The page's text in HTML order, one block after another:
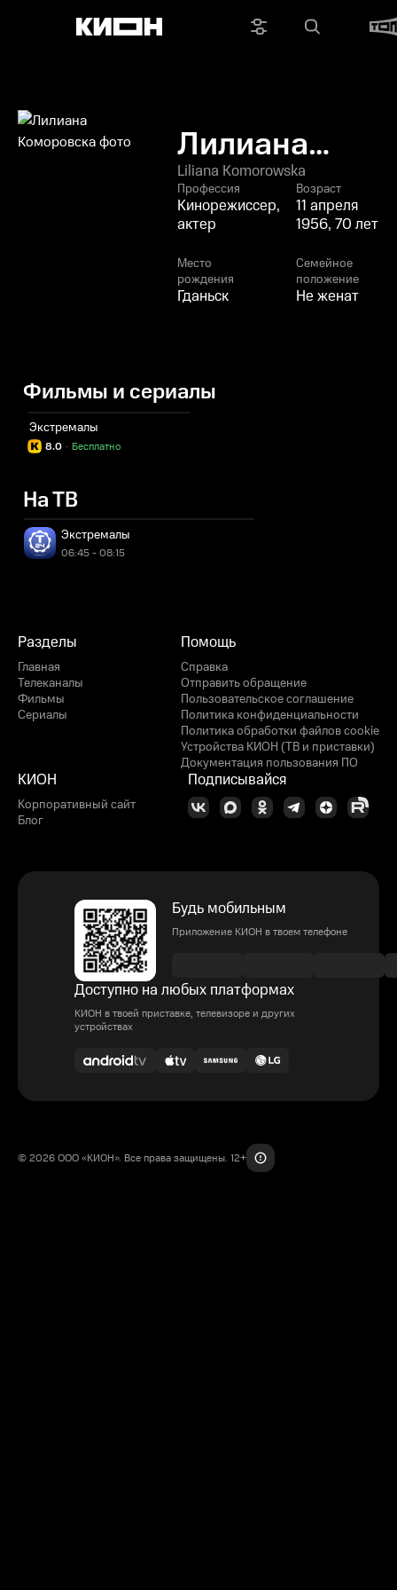
Лилиана
Коморовска
Liliana Komorowska
Профессия
Кинорежиссер,
актер
Возраст
11 апреля
1956, 70 лет
Место
рождения
Гданьск
Семейное
положение
Не женат
Фильмы и сериалы
Экстремалы
8.0 Бесплатно
·
На ТВ
Экстремалы
06:45 - 08:15
Разделы
Главная
Телеканалы
Фильмы
Сериалы
Помощь
Справка
Отправить обращение
Пользовательское соглашение
Политика конфиденциальности
Политика обработки файлов cookie
Устройства КИОН (ТВ и приставки)
Документация пользования ПО
КИОН
Корпоративный сайт
Блог
Подписывайся
Будь мобильным
Приложение КИОН в твоем телефоне
Доступно на любых платформах
КИОН в твоей приставке, телевизоре и других
устройствах
© 2026 ООО «КИОН». Все права защищены. 12+